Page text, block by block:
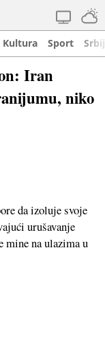
Kultura Sport
Iran
niko
da izoluje svoje
urušavanje
mine na ulazima u